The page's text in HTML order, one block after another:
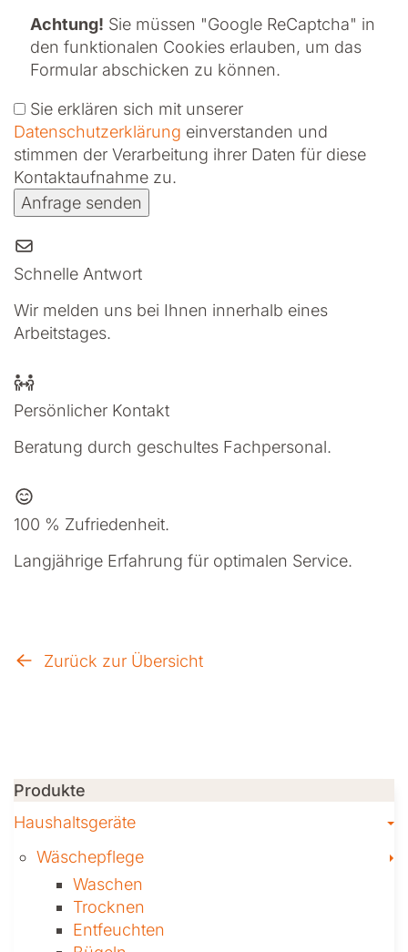
Achtung! Sie müssen "Google ReCaptcha" in
den funktionalen Cookies erlauben, um das
Formular abschicken zu können.
Sie erklären sich mit unserer
Datenschutzerklärung ein­ver­standen und
stimmen der Verarbeitung ihrer Daten für diese
Kontaktaufnahme zu.
Anfrage senden
Schnelle Antwort
Wir melden uns bei Ihnen innerhalb eines
Arbeitstages.
Persönlicher Kontakt
Beratung durch geschultes Fachpersonal.
100 % Zufriedenheit.
Langjährige Erfahrung für optimalen Service.
Zurück zur Übersicht
Produkte
Haushaltsgeräte
Wäschepflege
Waschen
Trocknen
Ent­feuch­ten